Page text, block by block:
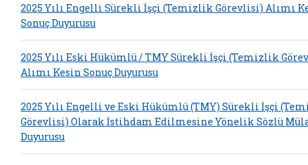
2025 Yılı Engelli Sürekli İşçi (Temizlik Görevlisi) Alımı
Sonuç Duyurusu
2025 Yılı Eski Hükümlü / TMY Sürekli İşçi (Temizlik
Alımı Kesin Sonuç Duyurusu
2025 Yılı Engelli ve Eski Hükümlü (TMY) Sürekli İşçi
Görevlisi) Olarak İstihdam Edilmesine Yönelik Sözlü
Duyurusu